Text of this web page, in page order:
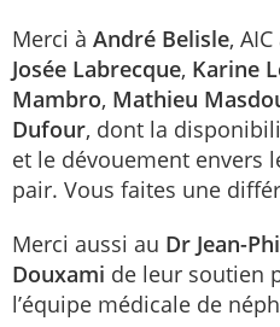
Merci à André Belisle,
Josée Labrecque, Karine
Mambro, Mathieu
Dufour, dont la
et le dévouement envers
pair. Vous faites une
Merci aussi au Dr Jean-
Douxami de leur soutien
l’équipe médicale de